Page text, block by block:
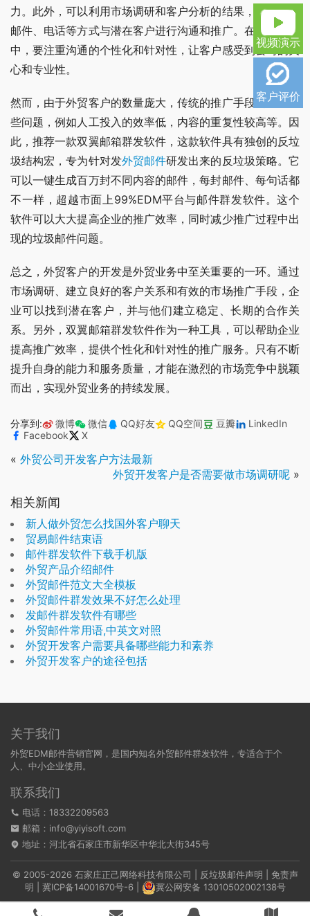
力。此外，可以利用市场调研和客户分析的结果，通过电子
邮件、电话等方式与潜在客户进行沟通和推广。在推广过程
中，要注重沟通的个性化和针对性，让客户感受到公司的关
心和专业性。
然而，由于外贸客户的数量庞大，传统的推广手段会面临一
些问题，例如人工投入的效率低，内容的重复性较高等。因
此，推荐一款双翼邮箱群发软件，这款软件具有独创的反垃
圾结构宏，专为针对发外贸邮件研发出来的反垃圾策略。它
可以一键生成百万封不同内容的邮件，每封邮件、每句话都
不一样，超越市面上99%EDM平台与邮件群发软件。这个
软件可以大大提高企业的推广效率，同时减少推广过程中出
现的垃圾邮件问题。
总之，外贸客户的开发是外贸业务中至关重要的一环。通过
市场调研、建立良好的客户关系和有效的市场推广手段，企
业可以找到潜在客户，并与他们建立稳定、长期的合作关
系。另外，双翼邮箱群发软件作为一种工具，可以帮助企业
提高推广效率，提供个性化和针对性的推广服务。只有不断
提升自身的能力和服务质量，才能在激烈的市场竞争中脱颖
而出，实现外贸业务的持续发展。
分享到: 微博 微信 QQ好友 QQ空间 豆瓣
LinkedIn
Facebook
X
« 外贸公司开发客户方法最新
外贸开发客户是否需要做市场调研呢 »
相关新闻
新人做外贸怎么找国外客户聊天
贸易邮件结束语
邮件群发软件下载手机版
外贸产品介绍邮件
外贸邮件范文大全模板
外贸邮件群发效果不好怎么处理
发邮件群发软件有哪些
外贸邮件常用语,中英文对照
外贸开发客户需要具备哪些能力和素养
外贸开发客户的途径包括
关于我们
外贸EDM邮件营销官网，是国内知名外贸邮件群发软件，专适合于个
人、中小企业使用。
联系我们
电话：18332209563
邮箱：info@yiyisoft.com
地址：河北省石家庄市新华区中华北大街345号
© 2005-2026 石家庄正己网络科技有限公司 | 反垃圾邮件声明
免责声
明
冀ICP备14001670号-6 冀公网安备 13010502002138号
视频演示
客户评价